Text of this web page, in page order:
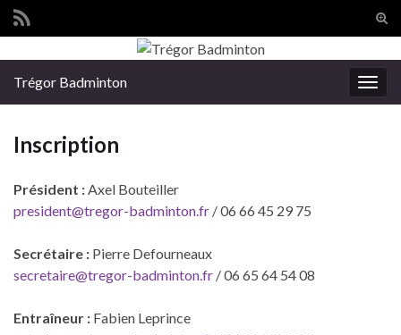
Search for:
Trégor Badminton
Inscription
Président :Axel Bouteiller
president@tregor-badminton.fr / 06 66 45 29 75
Secrétaire : Pierre Defourneaux
secretaire@tregor-badminton.fr / 06 65 64 54 08
Entraîneur : Fabien Leprince